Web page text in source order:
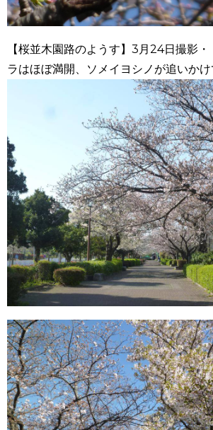
【桜並木園路のようす】3月24日撮影
ラはほぼ満開、ソメイヨシノが追いかけ